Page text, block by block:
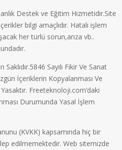
Destek ve Eğitim Hizmetidir.Site
bilgi amaçlıdır. Hatalı işlem
her türlü sorun,arıza vb..
Sayılı Fikir Ve Sanat
İçeriklerin Kopyalanması Ve
Freeteknoloji.com’daki
Durumunda Yasal İşlem
(KVKK) kapsamında hiç bir
edilmemektedir. Web sitemizde